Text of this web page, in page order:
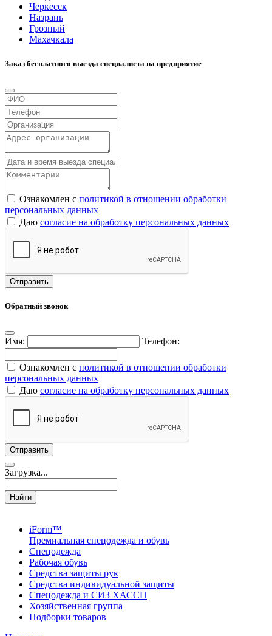
Черкесск
Назрань
Грозный
Махачкала
Заказ бесплатного выезда специалиста на предприятие
Ознакомлен с политикой в отношении обработки
персональных данных
Даю согласие на обработку персональных данных
Обратный звонок
Имя: Телефон:
Ознакомлен с политикой в отношении обработки
персональных данных
Даю согласие на обработку персональных данных
Загрузка...
Найти
iForm™
Премиальная спецодежда и обувь
Спецодежда
Рабочая обувь
Средства защиты рук
Средства индивидуальной защиты
Спецодежда и СИЗ ХАССП
Хозяйственная группа
Подборки товаров